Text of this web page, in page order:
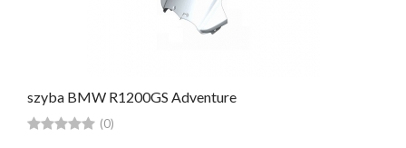
szyba BMW R1200GS Adventure
 (0)